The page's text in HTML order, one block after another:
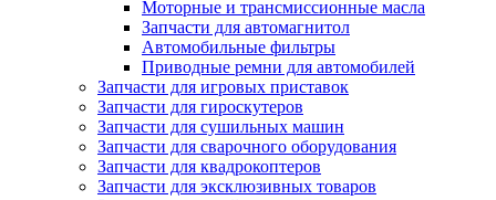
Моторные и трансмиссионные масла
Запчасти для автомагнитол
Автомобильные фильтры
Приводные ремни для автомобилей
Запчасти для игровых приставок
Запчасти для гироскутеров
Запчасти для сушильных машин
Запчасти для сварочного оборудования
Запчасти для квадрокоптеров
Запчасти для эксклюзивных товаров